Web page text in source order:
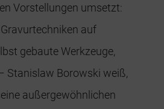
Vorstellungen umsetzt:
auf
gebaute Werkzeuge,
Stanislaw Borowski weiß,
außergewöhnlichen